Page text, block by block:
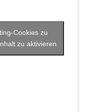
Cookies zu
zu aktivieren